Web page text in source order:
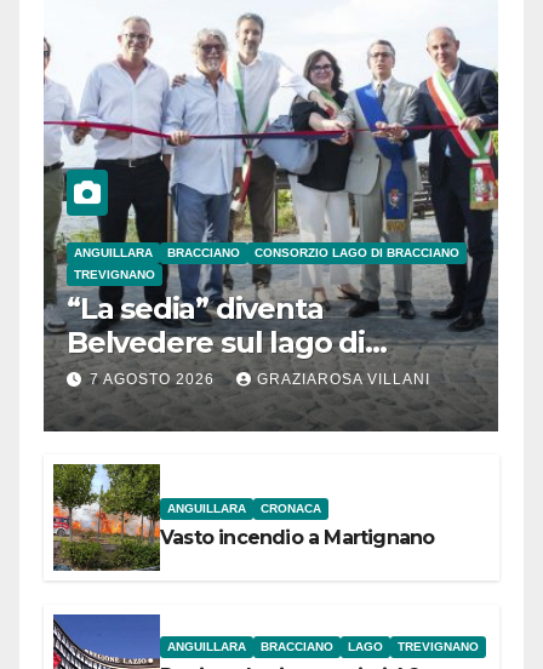
ANGUILLARA BRACCIANO
CONSORZIO LAGO DI BRACCIANO
TREVIGNANO
“La sedia” diventa
Belvedere sul lago di
Bracciano: ieri
l’inaugurazione
7 AGOSTO 2026 GRAZIAROSA VILLANI
ANGUILLARA CRONACA
Vasto incendio a Martignano
ANGUILLARA BRACCIANO LAGO TREVIGNANO